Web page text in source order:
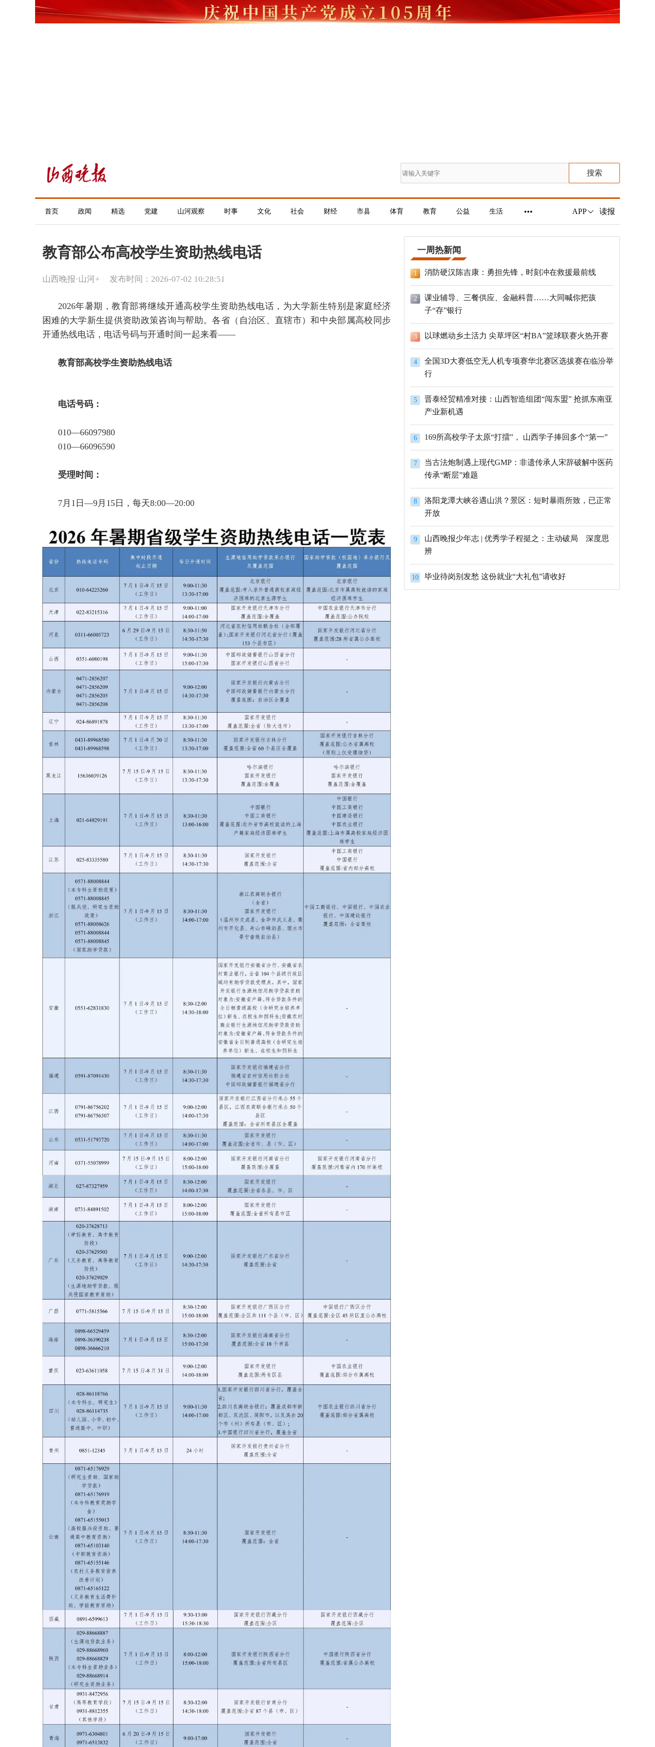
搜索
首页 政闻 精选 党建 山河观察 时事 文化 社会 财经 市县 体育 教育 公益 生活 APP 读报
教育部公布高校学生资助热线电话
山西晚报·山河+ 发布时间：2026-07-02 10:28:51
2026年暑期，教育部将继续开通高校学生资助热线电话，为大学新生特别是家庭经济
困难的大学新生提供资助政策咨询与帮助。各省（自治区、直辖市）和中央部属高校同步
开通热线电话，电话号码与开通时间一起来看——
教育部高校学生资助热线电话
电话号码：
010—66097980
010—66096590
受理时间：
7月1日—9月15日，每天8:00—20:00
一周热新闻
1 消防硬汉陈吉康：勇担先锋，时刻冲在救援最前线
2
课业辅导、三餐供应、金融科普……大同喊你把孩
子“存”银行
3 以球燃动乡土活力 尖草坪区“村BA”篮球联赛火热开赛
4
全国3D大赛低空无人机专项赛华北赛区选拔赛在临汾举
行
5
晋泰经贸精准对接：山西智造组团“闯东盟” 抢抓东南亚
产业新机遇
6 169所高校学子太原“打擂”， 山西学子捧回多个“第一”
7
当古法炮制遇上现代GMP：非遗传承人宋辞破解中医药
传承“断层”难题
8
洛阳龙潭大峡谷遇山洪？景区：短时暴雨所致，已正常
开放
9
山西晚报少年志 | 优秀学子程挺之：主动破局 深度思
辨
10 毕业待岗别发愁 这份就业“大礼包”请收好